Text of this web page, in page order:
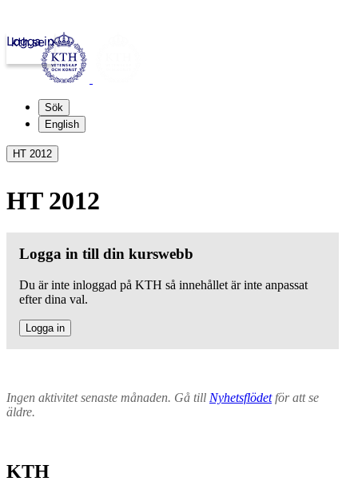
kth.se
Logga in
Sök
English
HT 2012
HT 2012
Logga in till din kurswebb
Du är inte inloggad på KTH så innehållet är inte anpassat
efter dina val.
Logga in
Ingen aktivitet senaste månaden. Gå till Nyhetsflödetför att se
äldre.
KTH